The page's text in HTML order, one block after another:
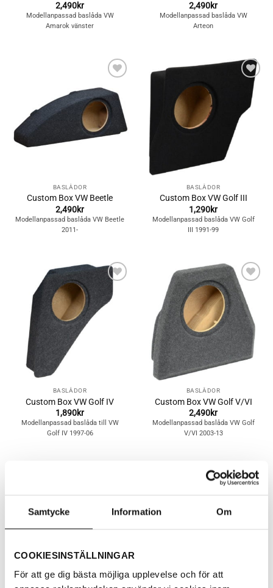
Samtycke Information Om
COOKIESINSTÄLLNINGAR
För att ge dig bästa möjliga upplevelse och för att
2,490kr
Modellanpassad baslåda VW
Amarok vänster
2,490kr
Modellanpassad baslåda VW
Arteon
Lägg till i
önskelistan
BASLÅDOR
Custom Box VW Beetle
2,490kr
Modellanpassad baslåda VW Beetle
2011-
önskelistan
BASLÅDOR
Custom Box VW Golf III
1,290kr
Modellanpassad baslåda VW Golf
III 1991-99
Lägg till i
önskelistan
BASLÅDOR
Custom Box VW Golf IV
1,890kr
Modellanpassad baslåda till VW
Golf IV 1997-06
Lägg till i
önskelistan
BASLÅDOR
Custom Box VW Golf V/VI
2,490kr
Modellanpassad baslåda VW Golf
V/VI 2003-13